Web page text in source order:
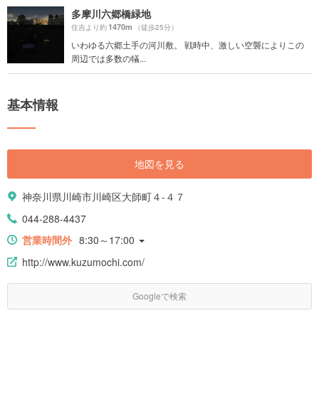
多摩川六郷橋緑地
住吉より約1470m （徒歩25分）
いわゆる六郷土手の河川敷。 戦時中、激しい空襲によりこの
周辺では多数の犠...
基本情報
地図を見る
神奈川県川崎市川崎区大師町４-４７
044-288-4437
営業時間外 8:30～17:00
http://www.kuzumochi.com/
Googleで検索